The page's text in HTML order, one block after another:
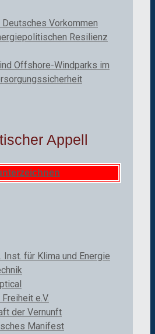
Vorkommen
Resilienz
Offshore-Windparks im
Appell
Inst. für Klima und Energie
e.V.
der Vernunft
Manifest